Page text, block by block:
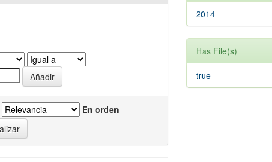
En orden
2014
Has File(s)
true